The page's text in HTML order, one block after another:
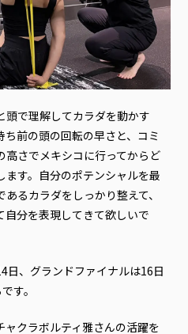
頭で理解してカラダを動かす
前の頭の回転の早さと、コミ
高さでメキシコに行ってからど
す。自分のポテンシャルを最
るカラダをしっかり整えて、
分を表現してきて欲しいで
日、グランドファイナルは16日
す。
クラボルティ雅さんの活躍を